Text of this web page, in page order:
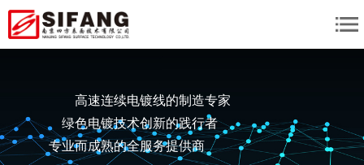
高速连续电镀线的制造专家
绿色电镀技术创新的践行者
专业而成熟的全服务提供商